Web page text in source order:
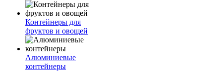
Контейнеры для
фруктов и овощей
Алюминиевые
контейнеры